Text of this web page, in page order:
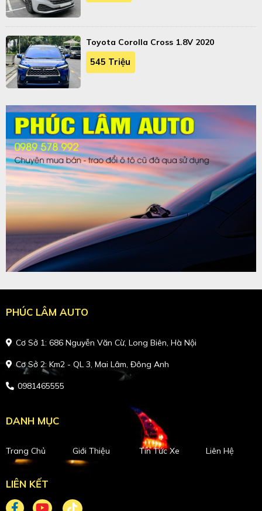
Toyota Corolla Cross 1.8V 2020
545 Triệu
PHÚC LÂM AUTO
Cơ Sở 1: 686 Nguyễn Văn Cừ, Long Biên, Hà Nội
Cơ Sở 2: Km2 - QL 3, Mai Lâm, Đông Anh
0981465555
DANH MỤC
Trang Chủ Giới Thiệu Tin Tức Xe Liên Hệ
LIÊN KẾT